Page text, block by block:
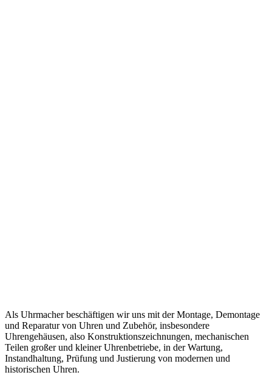
Als Uhrmacher beschäftigen wir uns mit der Montage, Demontage
und Reparatur von Uhren und Zubehör, insbesondere
Uhrengehäusen, also Konstruktionszeichnungen, mechanischen
Teilen großer und kleiner Uhrenbetriebe, in der Wartung,
Instandhaltung, Prüfung und Justierung von modernen und
historischen Uhren.